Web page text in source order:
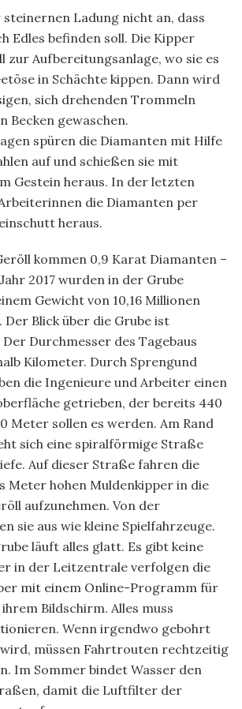
steinernen Ladung nicht an, dass
Edles befinden soll. Die Kipper
zur Aufbereitungsanlage, wo sie es
in Schächte kippen. Dann wird
sich drehenden Trommeln
Becken gewaschen.
spüren die Diamanten mit Hilfe
auf und schießen sie mit
Gestein heraus. In der letzten
die Diamanten per
heraus.
kommen 0,9 Karat Diamanten –
2017 wurden in der Grube
Gewicht von 10,16 Millionen
Blick über die Grube ist
Durchmesser des Tagebaus
Kilometer. Durch Sprengund
die Ingenieure und Arbeiter einen
getrieben, der bereits 440
Meter sollen es werden. Am Rand
sich eine spiralförmige Straße
Auf dieser Straße fahren die
Meter hohen Muldenkipper in die
aufzunehmen. Von der
sie aus wie kleine Spielfahrzeuge.
läuft alles glatt. Es gibt keine
in der Leitzentrale verfolgen die
mit einem Online-Programm für
Bildschirm. Alles muss
Wenn irgendwo gebohrt
müssen Fahrtrouten rechtzeitig
Im Sommer bindet Wasser den
damit die Luftfilter der